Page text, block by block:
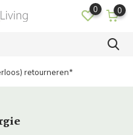
0 0
retourneren*